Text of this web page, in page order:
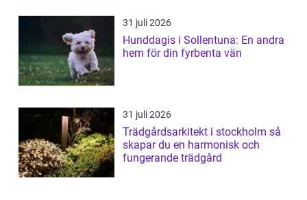
31 juli 2026
Hunddagis i Sollentuna: En andra
hem för din fyrbenta vän
31 juli 2026
Trädgårdsarkitekt i stockholm så
skapar du en harmonisk och
fungerande trädgård